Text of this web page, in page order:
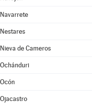
Navarrete
Nestares
Nieva de Cameros
Ochánduri
Ocón
Ojacastro